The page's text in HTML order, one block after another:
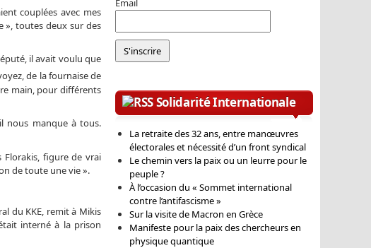
couplées avec mes
», toutes deux sur des
il avait voulu que
de la fournaise de
main, pour différents
nous manque à tous.
Florakis, figure de vrai
de toute une vie ».
du KKE, remit à Mikis
interné à la prison
Email
Solidarité Internationale
La retraite des 32 ans, entre manœuvres
électorales et nécessité d’un front syndical
Le chemin vers la paix ou un leurre pour le
peuple ?
À l’occasion du « Sommet international
contre l’antifascisme »
Sur la visite de Macron en Grèce
Manifeste pour la paix des chercheurs en
physique quantique